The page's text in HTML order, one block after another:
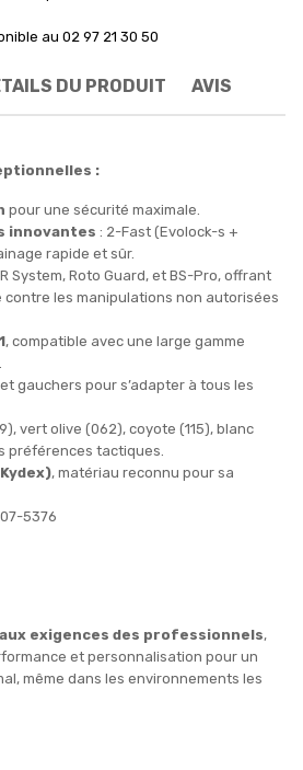
au 02 97 21 30 50
DU PRODUIT AVIS
:
pour une sécurité maximale.
innovantes : 2-Fast (Evolock-s +
rapide et sûr.
System, Roto Guard, et BS-Pro, offrant
les manipulations non autorisées
, compatible avec une large gamme
gauchers pour s’adapter à tous les
vert olive (062), coyote (115), blanc
préférences tactiques.
, matériau reconnu pour sa
5376
exigences des professionnels,
et personnalisation pour un
même dans les environnements les